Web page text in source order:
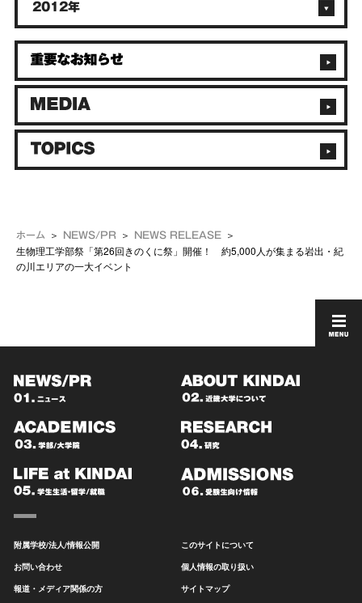
ホーム NEWS/PR NEWS RELEASE
生物理工学部祭「第26回きのくに祭」開催！ 約5,000人が集まる岩出・紀
の川エリアの一大イベント
2012年
附属学校/法人/情報公開
お問い合わせ
報道・メディア関係の方
このサイトについて
個人情報の取り扱い
サイトマップ